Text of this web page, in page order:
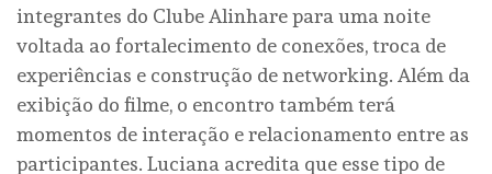
integrantes do Clube Alinhare para uma noite
voltada ao fortalecimento de conexões, troca de
experiências e construção de networking. Além da
exibição do filme, o encontro também terá
momentos de interação e relacionamento entre as
participantes. Luciana acredita que esse tipo de